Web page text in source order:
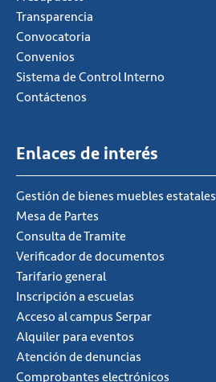
Transparencia
Convocatoria
Convenios
Sistema de Control Interno
Contáctenos
Enlaces de interés
Gestión de bienes muebles estatales
Mesa de Partes
Consulta de Tramite
Verificador de documentos
Tarifario general
Inscripción a escuelas
Acceso al campus Serpar
Alquiler para eventos
Atención de denuncias
Comprobantes electrónicos